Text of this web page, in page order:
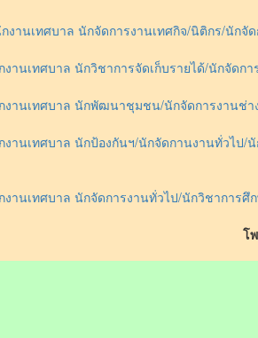
านเทศบาล นักจัดการงานเทศกิจ/นิติกร/นักจั
านเทศบาล นักวิชาการจัดเก็บรายได้/นักจัดกา
งานเทศบาล นักพัฒนาชุมชน/นักจัดการงานช่า
านเทศบาล นักป้องกันฯ/นักจัดกานงานทั่วไป/นั
านเทศบาล นักจัดการงานทั่วไป/นักวิชาการศึ
โ